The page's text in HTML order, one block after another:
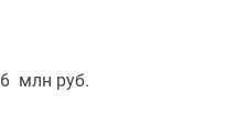
млн руб.